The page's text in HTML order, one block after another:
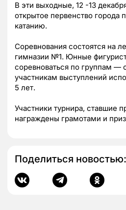
В эти выходные, 12 -13
открытое первенство города
катанию.
Соревнования состоятся на
гимназии №1. Юнные
соревноваться по группам
участникам выступлений
5 лет.
Участники турнира, ставшие
награждены грамотами и
Поделиться новостью: